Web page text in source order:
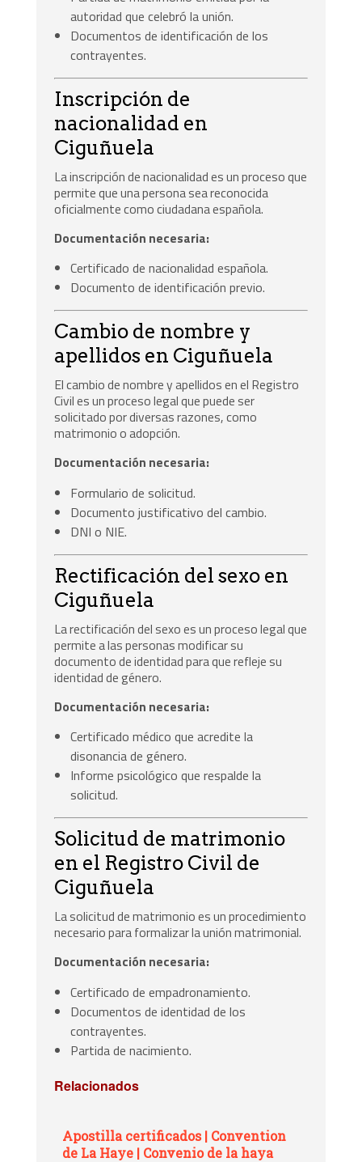
autoridad que celebró la unión.
Documentos de identificación de los
contrayentes.
Inscripción de
nacionalidad en
Ciguñuela
La inscripción de nacionalidad es un proceso que
permite que una persona sea reconocida
oficialmente como ciudadana española.
Documentación necesaria:
Certificado de nacionalidad española.
Documento de identificación previo.
Cambio de nombre y
apellidos en Ciguñuela
El cambio de nombre y apellidos en el Registro
Civil es un proceso legal que puede ser
solicitado por diversas razones, como
matrimonio o adopción.
Documentación necesaria:
Formulario de solicitud.
Documento justificativo del cambio.
DNI o NIE.
Rectificación del sexo en
Ciguñuela
La rectificación del sexo es un proceso legal que
permite a las personas modificar su
documento de identidad para que refleje su
identidad de género.
Documentación necesaria:
Certificado médico que acredite la
disonancia de género.
Informe psicológico que respalde la
solicitud.
Solicitud de matrimonio
en el Registro Civil de
Ciguñuela
La solicitud de matrimonio es un procedimiento
necesario para formalizar la unión matrimonial.
Documentación necesaria:
Certificado de empadronamiento.
Documentos de identidad de los
contrayentes.
Partida de nacimiento.
Relacionados
Apostilla certificados | Convention
de La Haye | Convenio de la haya